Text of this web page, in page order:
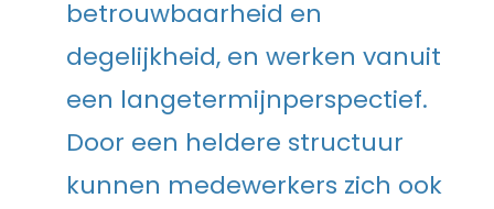
betrouwbaarheid en
degelijkheid, en werken vanuit
een langetermijnperspectief.
Door een heldere structuur
kunnen medewerkers zich ook